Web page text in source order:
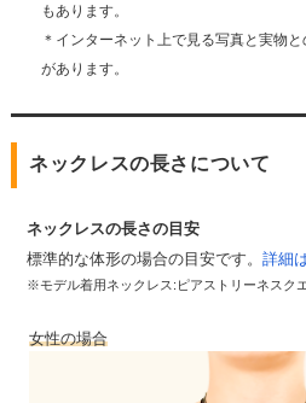
もあります。
＊インターネット上で見る写真と実物
があります。
ネックレスの長さについて
ネックレスの長さの目安
標準的な体形の場合の目安です。 詳細
※モデル着用ネックレス:ピアストリーネスク
女性の場合